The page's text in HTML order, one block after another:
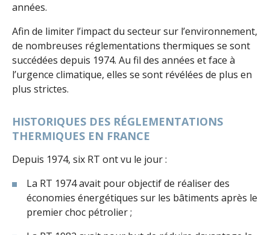
années.
Afin de limiter l’impact du secteur sur l’environnement,
de nombreuses réglementations thermiques se sont
succédées depuis 1974. Au fil des années et face à
l’urgence climatique, elles se sont révélées de plus en
plus strictes.
HISTORIQUES DES RÉGLEMENTATIONS
THERMIQUES EN FRANCE
Depuis 1974, six RT ont vu le jour :
La RT 1974 avait pour objectif de réaliser des
économies énergétiques sur les bâtiments après le
premier choc pétrolier ;